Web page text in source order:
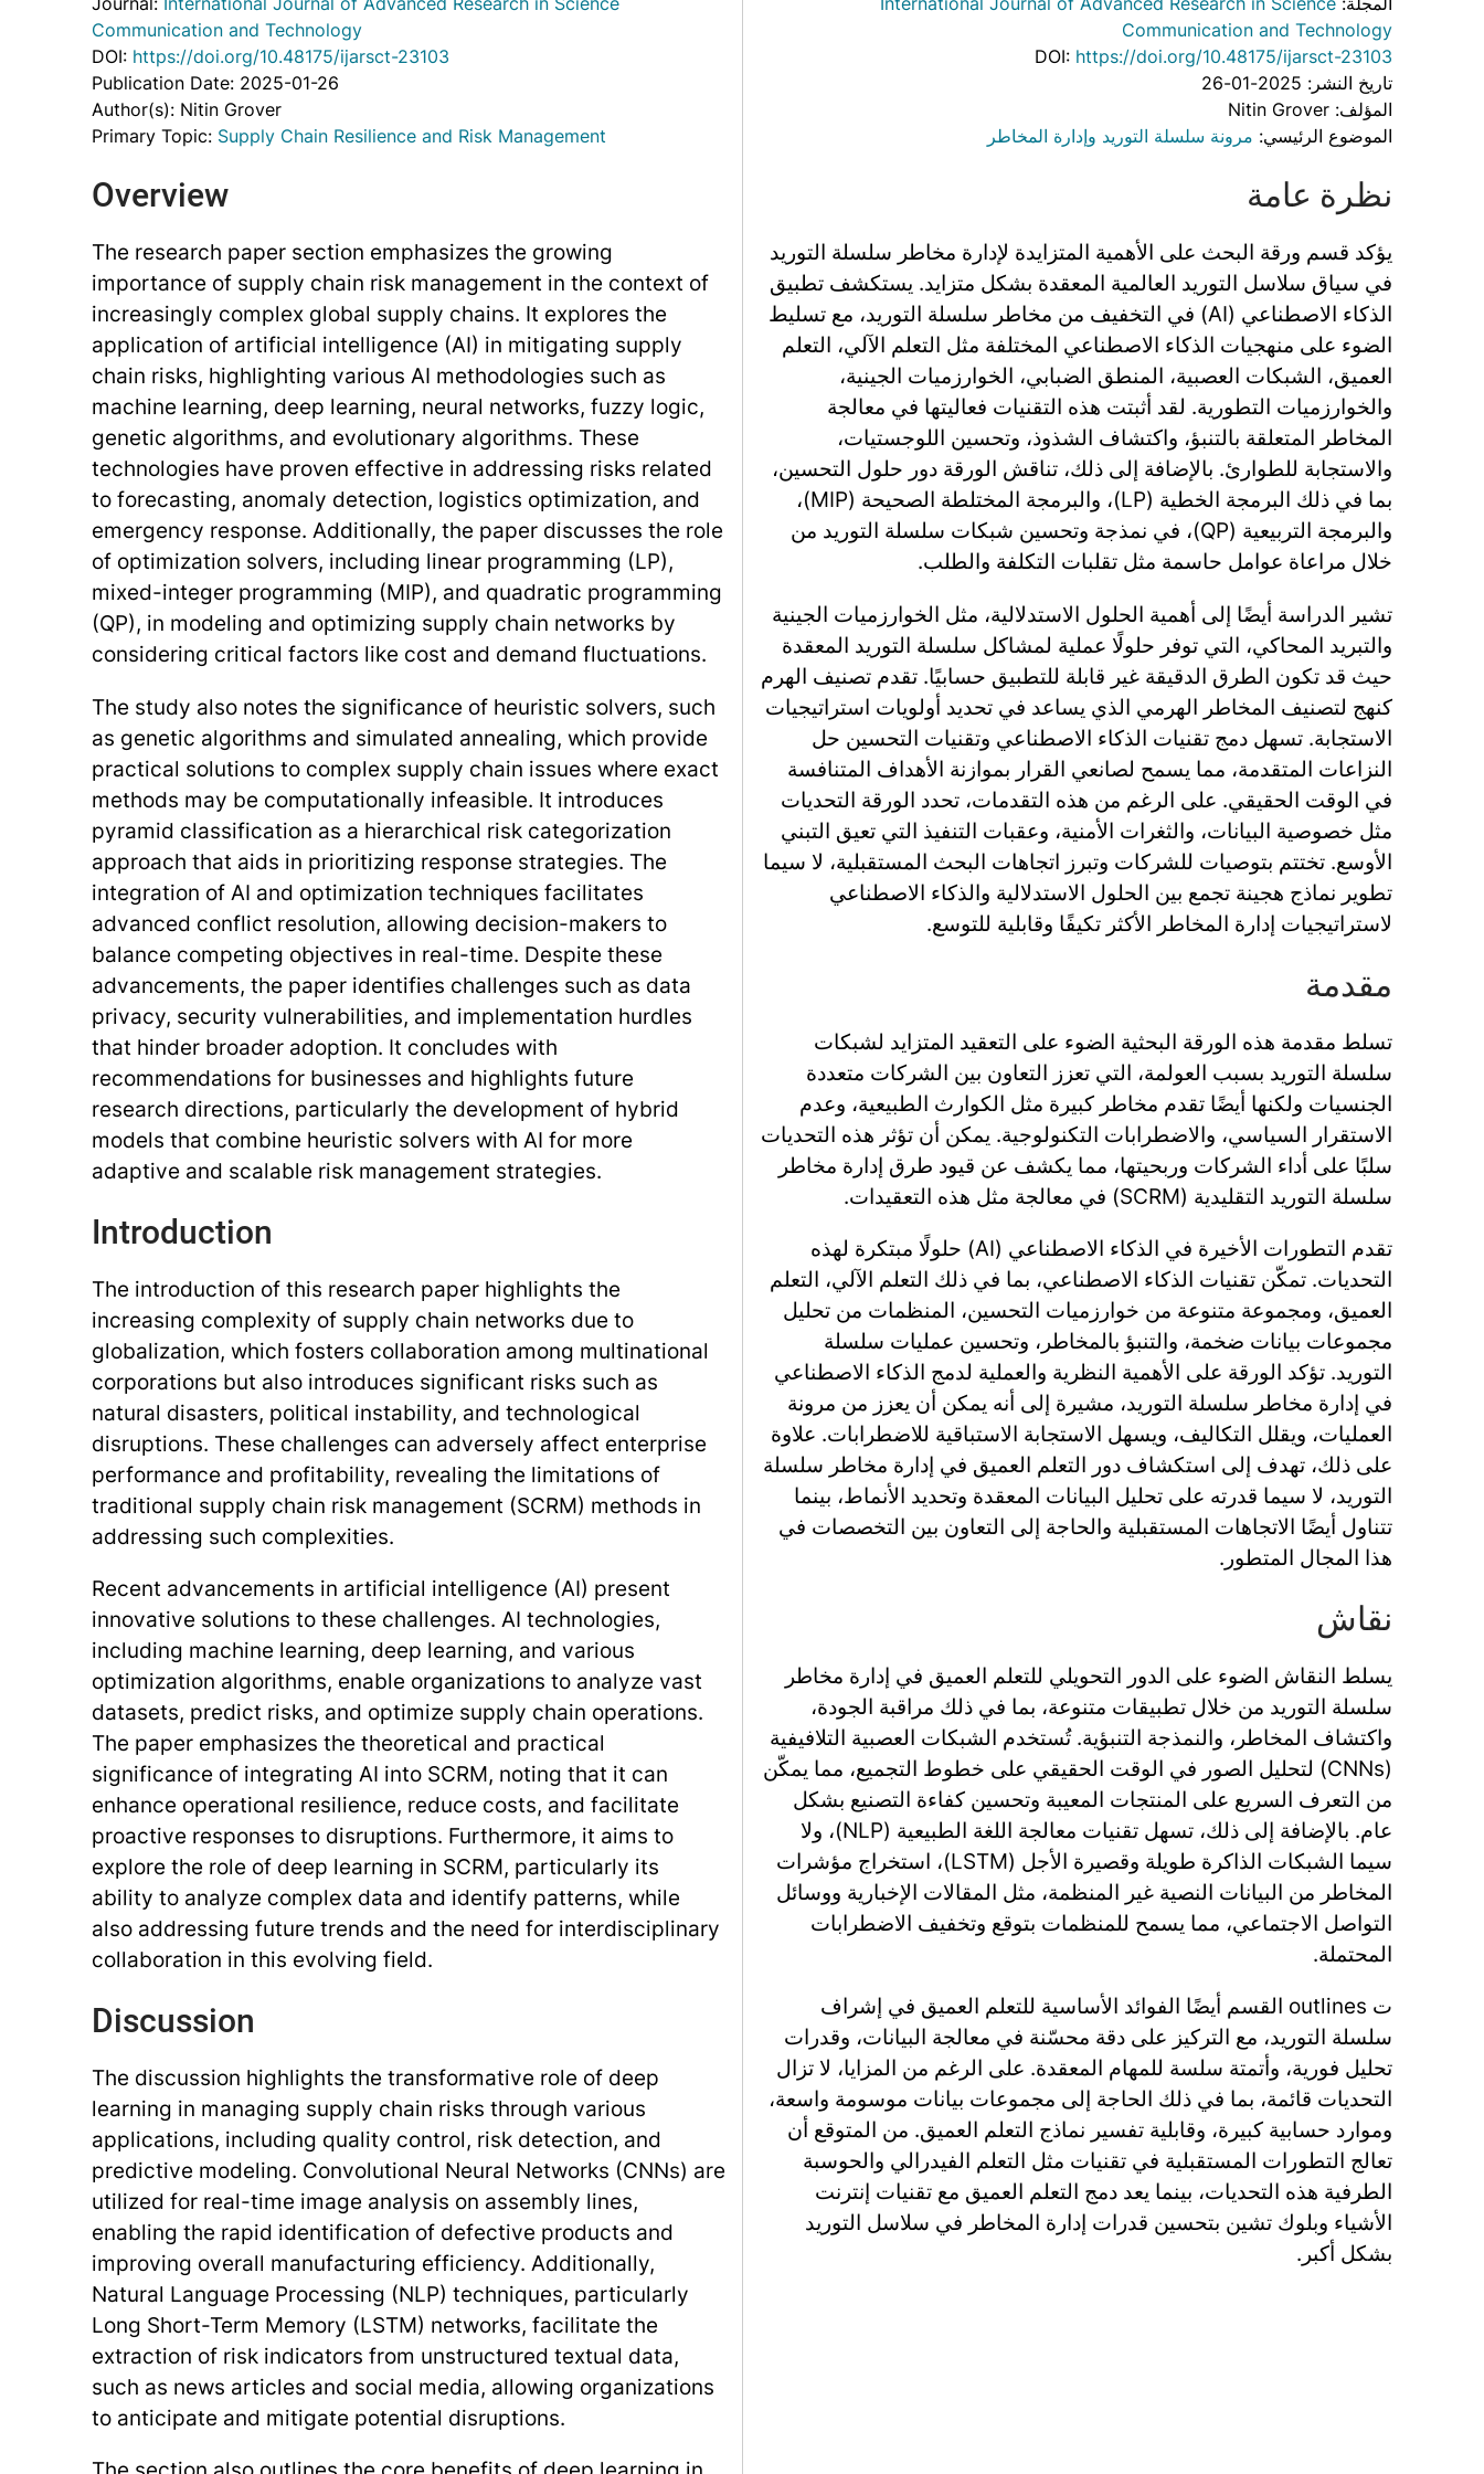
Communication and Technology
DOI: https://doi.org/10.48175/ijarsct-23103
تاريخ النشر: 2025-01-26
المؤلف: Nitin Grover
الموضوع الرئيسي: مرونة سلسلة التوريد وإدارة المخاطر
نظرة عامة
يؤكد قسم ورقة البحث على الأهمية المتزايدة لإدارة مخاطر سلسلة التوريد
في سياق سلاسل التوريد العالمية المعقدة بشكل متزايد. يستكشف تطبيق
الذكاء الاصطناعي (AI) في التخفيف من مخاطر سلسلة التوريد، مع تسليط
الضوء على منهجيات الذكاء الاصطناعي المختلفة مثل التعلم الآلي، التعلم
العميق، الشبكات العصبية، المنطق الضبابي، الخوارزميات الجينية،
والخوارزميات التطورية. لقد أثبتت هذه التقنيات فعاليتها في معالجة
المخاطر المتعلقة بالتنبؤ، واكتشاف الشذوذ، وتحسين اللوجستيات،
والاستجابة للطوارئ. بالإضافة إلى ذلك، تناقش الورقة دور حلول التحسين،
بما في ذلك البرمجة الخطية (LP)، والبرمجة المختلطة الصحيحة (MIP)،
والبرمجة التربيعية (QP)، في نمذجة وتحسين شبكات سلسلة التوريد من
خلال مراعاة عوامل حاسمة مثل تقلبات التكلفة والطلب.
تشير الدراسة أيضًا إلى أهمية الحلول الاستدلالية، مثل الخوارزميات الجينية
والتبريد المحاكي، التي توفر حلولًا عملية لمشاكل سلسلة التوريد المعقدة
حيث قد تكون الطرق الدقيقة غير قابلة للتطبيق حسابيًا. تقدم تصنيف الهرم
كنهج لتصنيف المخاطر الهرمي الذي يساعد في تحديد أولويات استراتيجيات
الاستجابة. تسهل دمج تقنيات الذكاء الاصطناعي وتقنيات التحسين حل
النزاعات المتقدمة، مما يسمح لصانعي القرار بموازنة الأهداف المتنافسة
في الوقت الحقيقي. على الرغم من هذه التقدمات، تحدد الورقة التحديات
مثل خصوصية البيانات، والثغرات الأمنية، وعقبات التنفيذ التي تعيق التبني
الأوسع. تختتم بتوصيات للشركات وتبرز اتجاهات البحث المستقبلية، لا سيما
تطوير نماذج هجينة تجمع بين الحلول الاستدلالية والذكاء الاصطناعي
لاستراتيجيات إدارة المخاطر الأكثر تكيفًا وقابلية للتوسع.
مقدمة
تسلط مقدمة هذه الورقة البحثية الضوء على التعقيد المتزايد لشبكات
سلسلة التوريد بسبب العولمة، التي تعزز التعاون بين الشركات متعددة
الجنسيات ولكنها أيضًا تقدم مخاطر كبيرة مثل الكوارث الطبيعية، وعدم
الاستقرار السياسي، والاضطرابات التكنولوجية. يمكن أن تؤثر هذه التحديات
سلبًا على أداء الشركات وربحيتها، مما يكشف عن قيود طرق إدارة مخاطر
سلسلة التوريد التقليدية (SCRM) في معالجة مثل هذه التعقيدات.
تقدم التطورات الأخيرة في الذكاء الاصطناعي (AI) حلولًا مبتكرة لهذه
التحديات. تمكّن تقنيات الذكاء الاصطناعي، بما في ذلك التعلم الآلي، التعلم
العميق، ومجموعة متنوعة من خوارزميات التحسين، المنظمات من تحليل
مجموعات بيانات ضخمة، والتنبؤ بالمخاطر، وتحسين عمليات سلسلة
التوريد. تؤكد الورقة على الأهمية النظرية والعملية لدمج الذكاء الاصطناعي
في إدارة مخاطر سلسلة التوريد، مشيرة إلى أنه يمكن أن يعزز من مرونة
العمليات، ويقلل التكاليف، ويسهل الاستجابة الاستباقية للاضطرابات. علاوة
على ذلك، تهدف إلى استكشاف دور التعلم العميق في إدارة مخاطر سلسلة
التوريد، لا سيما قدرته على تحليل البيانات المعقدة وتحديد الأنماط، بينما
تتناول أيضًا الاتجاهات المستقبلية والحاجة إلى التعاون بين التخصصات في
هذا المجال المتطور.
نقاش
يسلط النقاش الضوء على الدور التحويلي للتعلم العميق في إدارة مخاطر
سلسلة التوريد من خلال تطبيقات متنوعة، بما في ذلك مراقبة الجودة،
واكتشاف المخاطر، والنمذجة التنبؤية. تُستخدم الشبكات العصبية التلافيفية
(CNNs) لتحليل الصور في الوقت الحقيقي على خطوط التجميع، مما يمكّن
من التعرف السريع على المنتجات المعيبة وتحسين كفاءة التصنيع بشكل
عام. بالإضافة إلى ذلك، تسهل تقنيات معالجة اللغة الطبيعية (NLP)، ولا
سيما الشبكات الذاكرة طويلة وقصيرة الأجل (LSTM)، استخراج مؤشرات
المخاطر من البيانات النصية غير المنظمة، مثل المقالات الإخبارية ووسائل
التواصل الاجتماعي، مما يسمح للمنظمات بتوقع وتخفيف الاضطرابات
المحتملة.
ت outlines القسم أيضًا الفوائد الأساسية للتعلم العميق في إشراف
سلسلة التوريد، مع التركيز على دقة محسّنة في معالجة البيانات، وقدرات
تحليل فورية، وأتمتة سلسة للمهام المعقدة. على الرغم من المزايا، لا تزال
التحديات قائمة، بما في ذلك الحاجة إلى مجموعات بيانات موسومة واسعة،
وموارد حسابية كبيرة، وقابلية تفسير نماذج التعلم العميق. من المتوقع أن
تعالج التطورات المستقبلية في تقنيات مثل التعلم الفيدرالي والحوسبة
الطرفية هذه التحديات، بينما يعد دمج التعلم العميق مع تقنيات إنترنت
الأشياء وبلوك تشين بتحسين قدرات إدارة المخاطر في سلاسل التوريد
بشكل أكبر.
Communication and Technology
DOI: https://doi.org/10.48175/ijarsct-23103
Publication Date: 2025-01-26
Author(s): Nitin Grover
Primary Topic: Supply Chain Resilience and Risk Management
Overview
The research paper section emphasizes the growing
importance of supply chain risk management in the context of
increasingly complex global supply chains. It explores the
application of artificial intelligence (AI) in mitigating supply
chain risks, highlighting various AI methodologies such as
machine learning, deep learning, neural networks, fuzzy logic,
genetic algorithms, and evolutionary algorithms. These
technologies have proven effective in addressing risks related
to forecasting, anomaly detection, logistics optimization, and
emergency response. Additionally, the paper discusses the role
of optimization solvers, including linear programming (LP),
mixed-integer programming (MIP), and quadratic programming
(QP), in modeling and optimizing supply chain networks by
considering critical factors like cost and demand fluctuations.
The study also notes the significance of heuristic solvers, such
as genetic algorithms and simulated annealing, which provide
practical solutions to complex supply chain issues where exact
methods may be computationally infeasible. It introduces
pyramid classification as a hierarchical risk categorization
approach that aids in prioritizing response strategies. The
integration of AI and optimization techniques facilitates
advanced conflict resolution, allowing decision-makers to
balance competing objectives in real-time. Despite these
advancements, the paper identifies challenges such as data
privacy, security vulnerabilities, and implementation hurdles
that hinder broader adoption. It concludes with
recommendations for businesses and highlights future
research directions, particularly the development of hybrid
models that combine heuristic solvers with AI for more
adaptive and scalable risk management strategies.
Introduction
The introduction of this research paper highlights the
increasing complexity of supply chain networks due to
globalization, which fosters collaboration among multinational
corporations but also introduces significant risks such as
natural disasters, political instability, and technological
disruptions. These challenges can adversely affect enterprise
performance and profitability, revealing the limitations of
traditional supply chain risk management (SCRM) methods in
addressing such complexities.
Recent advancements in artificial intelligence (AI) present
innovative solutions to these challenges. AI technologies,
including machine learning, deep learning, and various
optimization algorithms, enable organizations to analyze vast
datasets, predict risks, and optimize supply chain operations.
The paper emphasizes the theoretical and practical
significance of integrating AI into SCRM, noting that it can
enhance operational resilience, reduce costs, and facilitate
proactive responses to disruptions. Furthermore, it aims to
explore the role of deep learning in SCRM, particularly its
ability to analyze complex data and identify patterns, while
also addressing future trends and the need for interdisciplinary
collaboration in this evolving field.
Discussion
The discussion highlights the transformative role of deep
learning in managing supply chain risks through various
applications, including quality control, risk detection, and
predictive modeling. Convolutional Neural Networks (CNNs) are
utilized for real-time image analysis on assembly lines,
enabling the rapid identification of defective products and
improving overall manufacturing efficiency. Additionally,
Natural Language Processing (NLP) techniques, particularly
Long Short-Term Memory (LSTM) networks, facilitate the
extraction of risk indicators from unstructured textual data,
such as news articles and social media, allowing organizations
to anticipate and mitigate potential disruptions.